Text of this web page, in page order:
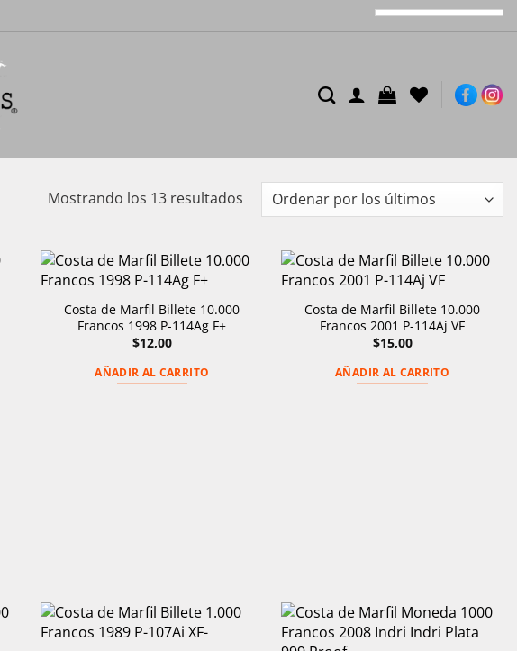
Mostrando los 13 resultadosOrdenado
por
últimos
Costa de Marfil Billete 10.000
Francos 1998 P-114Ag F+
$12,00
AÑADIR AL CARRITO
Costa de Marfil Billete 10.000
Francos 2001 P-114Aj VF
$15,00
AÑADIR AL CARRITO